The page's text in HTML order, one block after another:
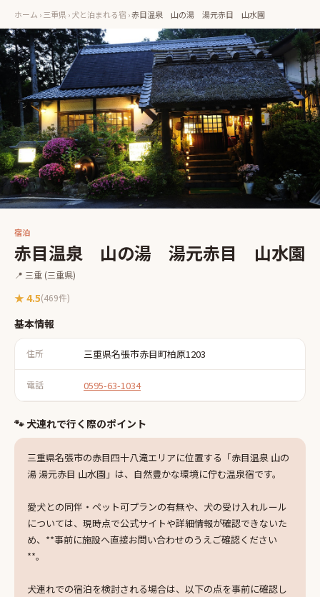
ホーム ›三重県›犬と泊まれる宿 ›赤目温泉 山の湯 湯元赤目 山水園
宿泊
赤目温泉 山の湯 湯元赤目 山水園
📍 三重 (三重県)
★ 4.5(469件)
基本情報
住所 三重県名張市赤目町柏原1203
電話 0595-63-1034
🐾 犬連れで行く際のポイント
三重県名張市の赤目四十八滝エリアに位置する「赤目温泉 山の
湯 湯元赤目 山水園」は、自然豊かな環境に佇む温泉宿です。
愛犬との同伴・ペット可プランの有無や、犬の受け入れルール
については、現時点で公式サイトや詳細情報が確認できないた
め、**事前に施設へ直接お問い合わせのうえご確認ください
**。
犬連れでの宿泊を検討される場合は、以下の点を事前に確認し